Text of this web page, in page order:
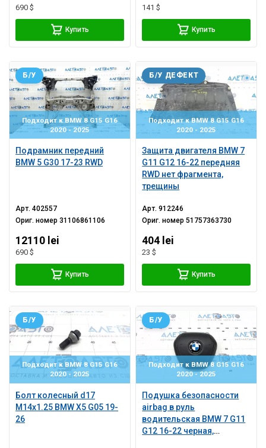
690 $
Купить
141 $
Купить
Подходит к BMW 8 G15 G16
2020 - 2025
Подрамник передний
BMW 5 G30 17-23 RWD
Б/У
Арт.402557
Ориг. номер31106861106
12110 lei
690 $
Купить
Подходит к BMW 8 G15 G16
2020 - 2025
Защита двигателя BMW 7
G11 G12 16-22 передняя
RWD нет фрагмента,
трещины
Б/У ДЕФЕКТ
Арт.912246
Ориг. номер51757363730
404 lei
23 $
Купить
Подходит к BMW 8 G15 G16
2020 - 2025
Болт колесный d17
M14x1.25 BMW X5 G05 19-
26
Б/У
Подходит к BMW 8 G15 G16
2020 - 2025
Подушка безопасности
airbag в руль
водительская BMW 7 G11
G12 16-22 черная,
Б/У